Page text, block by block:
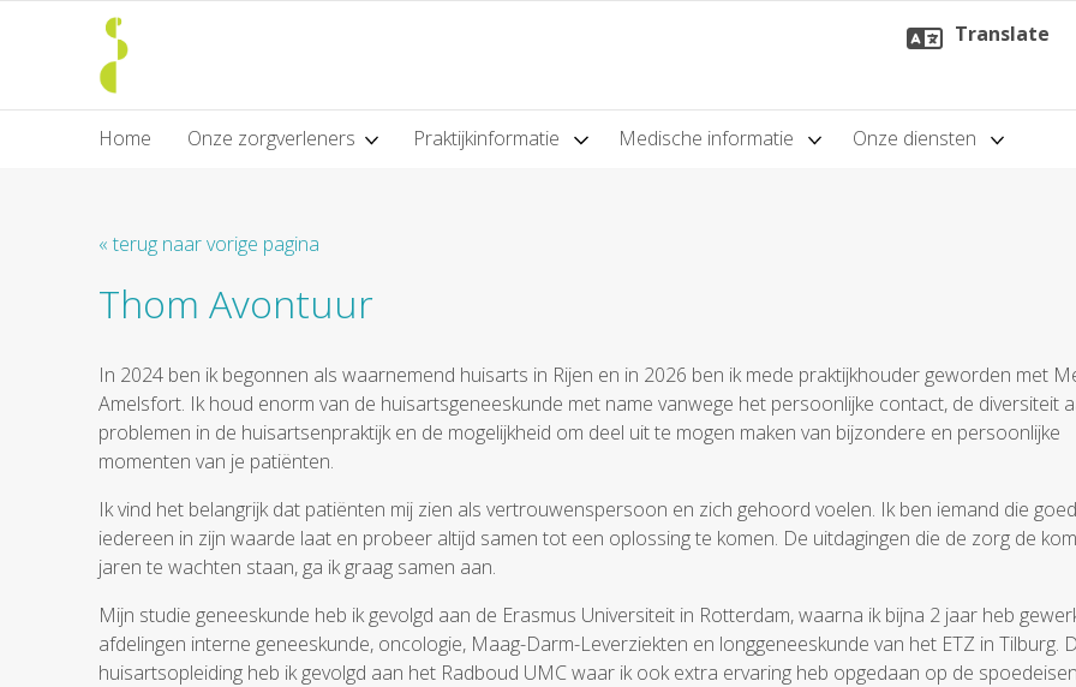
Translate
Home Onze zorgverleners Praktijkinformatie Medische informatie Onze diensten
« terug naar vorige pagina
Thom Avontuur
In 2024 ben ik begonnen als waarnemend huisarts in Rijen en in 2026 ben ik mede praktijkhouder geworden met
Amelsfort. Ik houd enorm van de huisartsgeneeskunde met name vanwege het persoonlijke contact, de diversiteit
problemen in de huisartsenpraktijk en de mogelijkheid om deel uit te mogen maken van bijzondere en persoonlijke
momenten van je patiënten.
Ik vind het belangrijk dat patiënten mij zien als vertrouwenspersoon en zich gehoord voelen. Ik ben iemand die
iedereen in zijn waarde laat en probeer altijd samen tot een oplossing te komen. De uitdagingen die de zorg de
jaren te wachten staan, ga ik graag samen aan.
Mijn studie geneeskunde heb ik gevolgd aan de Erasmus Universiteit in Rotterdam, waarna ik bijna 2 jaar heb
afdelingen interne geneeskunde, oncologie, Maag-Darm-Leverziekten en longgeneeskunde van het ETZ in Tilburg.
huisartsopleiding heb ik gevolgd aan het Radboud UMC waar ik ook extra ervaring heb opgedaan op de